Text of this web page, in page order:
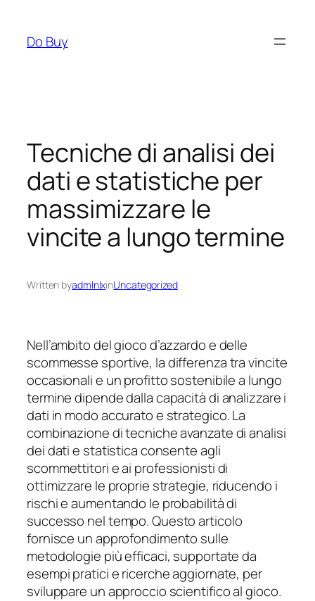
content
Do Buy
Tecniche di analisi dei
dati e statistiche per
massimizzare le
vincite a lungo termine
Written byadmlnlxinUncategorized
Nell’ambito del gioco d’azzardo e delle
scommesse sportive, la differenza tra vincite
occasionali e un profitto sostenibile a lungo
termine dipende dalla capacità di analizzare i
dati in modo accurato e strategico. La
combinazione di tecniche avanzate di analisi
dei dati e statistica consente agli
scommettitori e ai professionisti di
ottimizzare le proprie strategie, riducendo i
rischi e aumentando le probabilità di
successo nel tempo. Questo articolo
fornisce un approfondimento sulle
metodologie più efficaci, supportate da
esempi pratici e ricerche aggiornate, per
sviluppare un approccio scientifico al gioco.